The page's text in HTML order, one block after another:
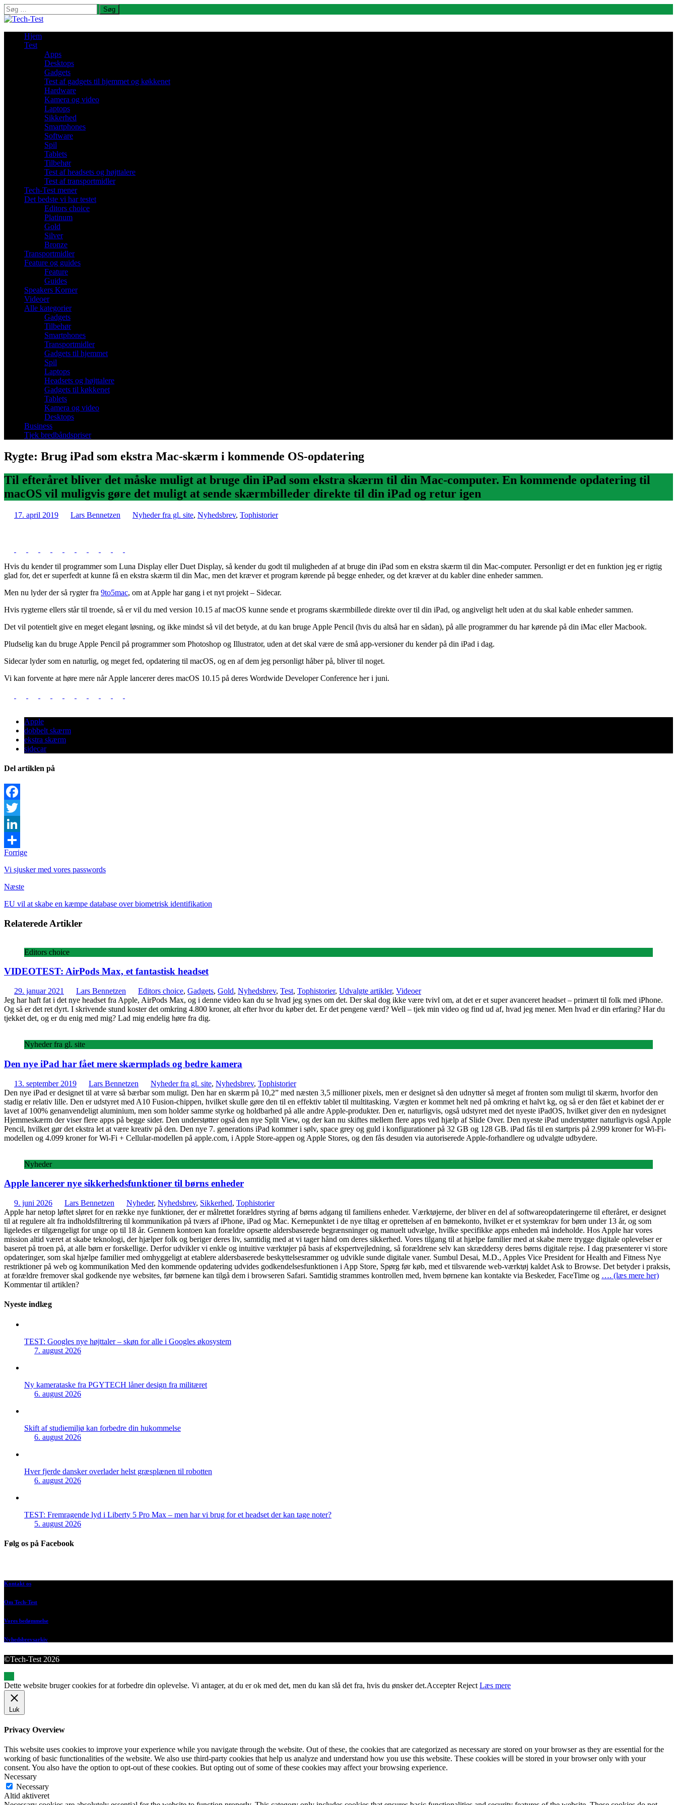
Søg
efter:
Hjem
Test
Apps
Desktops
Gadgets
Test af gadgets til hjemmet og køkkenet
Hardware
Kamera og video
Laptops
Sikkerhed
Smartphones
Software
Spil
Tablets
Tilbehør
Test af headsets og højttalere
Test af transportmidler
Tech-Test mener
Det bedste vi har testet
Editors choice
Platinum
Gold
Silver
Bronze
Transportmidler
Feature og guides
Feature
Guides
Speakers Korner
Videoer
Alle kategorier
Gadgets
Tilbehør
Smartphones
Transportmidler
Gadgets til hjemmet
Spil
Laptops
Headsets og højttalere
Gadgets til køkkenet
Tablets
Kamera og video
Desktops
Business
Tjek bredbåndspriser
Rygte: Brug iPad som ekstra Mac-skærm i kommende OS-opdatering
Til efteråret bliver det måske muligt at bruge din iPad som ekstra skærm til din Mac-computer. En kommende opdatering til
macOS vil muligvis gøre det muligt at sende skærmbilleder direkte til din iPad og retur igen
17. april 2019 Lars Bennetzen Nyheder fra gl. site, Nyhedsbrev, Tophistorier
Hvis du kender til programmer som Luna Display eller Duet Display, så kender du godt til muligheden af at bruge din iPad som en ekstra skærm til din Mac-computer. Personligt er det en funktion jeg er rigtig
glad for, det er superfedt at kunne få en ekstra skærm til din Mac, men det kræver et program kørende på begge enheder, og det kræver at du kabler dine enheder sammen.
Men nu lyder der så rygter fra 9to5mac, om at Apple har gang i et nyt projekt – Sidecar.
Hvis rygterne ellers står til troende, så er vil du med version 10.15 af macOS kunne sende et programs skærmbillede direkte over til din iPad, og angiveligt helt uden at du skal kable enheder sammen.
Det vil potentielt give en meget elegant løsning, og ikke mindst så vil det betyde, at du kan bruge Apple Pencil (hvis du altså har en sådan), på alle programmer du har kørende på din iMac eller Macbook.
Pludselig kan du bruge Apple Pencil på programmer som Photoshop og Illustrator, uden at det skal være de små app-versioner du kender på din iPad i dag.
Sidecar lyder som en naturlig, og meget fed, opdatering til macOS, og en af dem jeg personligt håber på, bliver til noget.
Vi kan forvente at høre mere når Apple lancerer deres macOS 10.15 på deres Wordwide Developer Conference her i juni.
Apple
dobbelt skærm
ekstra skærm
sidecar
Del artiklen på
Facebook
Twitter
LinkedIn
Share
Forrige
Vi sjusker med vores passwords
Næste
EU vil at skabe en kæmpe database over biometrisk identifikation
Relaterede Artikler
Editors choice
VIDEOTEST: AirPods Max, et fantastisk headset
29. januar 2021 Lars Bennetzen Editors choice, Gadgets, Gold, Nyhedsbrev, Test, Tophistorier, Udvalgte artikler, Videoer
Jeg har haft fat i det nye headset fra Apple, AirPods Max, og i denne video kan du se hvad jeg synes om det. Der skal dog ikke være tvivl om, at det er et super avanceret headset – primært til folk med iPhone.
Og så er det ret dyrt. I skrivende stund koster det omkring 4.800 kroner, alt efter hvor du køber det. Er det pengene værd? Well – tjek min video og find ud af, hvad jeg mener. Men hvad er din erfaring? Har du
tjekket det, og er du enig med mig? Lad mig endelig høre fra dig.
Nyheder fra gl. site
Den nye iPad har fået mere skærmplads og bedre kamera
13. september 2019 Lars Bennetzen Nyheder fra gl. site, Nyhedsbrev, Tophistorier
Den nye iPad er designet til at være så bærbar som muligt. Den har en skærm på 10,2” med næsten 3,5 millioner pixels, men er designet så den udnytter så meget af fronten som muligt til skærm, hvorfor den
stadig er relativ lille. Den er udstyret med A10 Fusion-chippen, hvilket skulle gøre den til en effektiv tablet til multitasking. Vægten er kommet helt ned på omkring et halvt kg, og så er den fået et kabinet der er
lavet af 100% genanvendeligt aluminium, men som holder samme styrke og holdbarhed på alle andre Apple-produkter. Den er, naturligvis, også udstyret med det nyeste iPadOS, hvilket giver den en nydesignet
Hjemmeskærm der viser flere apps på begge sider. Den understøtter også den nye Split View, og der kan nu skiftes mellem flere apps ved hjælp af Slide Over. Den nyeste iPad understøtter naturligvis også Apple
Pencil, hvilket gør det ekstra let at være kreativ på den. Den nye 7. generations iPad kommer i sølv, space grey og guld i konfigurationer på 32 GB og 128 GB. iPad fås til en startpris på 2.999 kroner for Wi-Fi-
modellen og 4.099 kroner for Wi-Fi + Cellular-modellen på apple.com, i Apple Store-appen og Apple Stores, og den fås desuden via autoriserede Apple-forhandlere og udvalgte udbydere.
Nyheder
Apple lancerer nye sikkerhedsfunktioner til børns enheder
9. juni 2026 Lars Bennetzen Nyheder, Nyhedsbrev, Sikkerhed, Tophistorier
Apple har netop løftet sløret for en række nye funktioner, der er målrettet forældres styring af børns adgang til familiens enheder. Værktøjerne, der bliver en del af softwareopdateringerne til efteråret, er designet
til at regulere alt fra indholdsfiltrering til kommunikation på tværs af iPhone, iPad og Mac. Kernepunktet i de nye tiltag er oprettelsen af en børnekonto, hvilket er et systemkrav for børn under 13 år, og som
ligeledes er tilgængeligt for unge op til 18 år. Gennem kontoen kan forældre opsætte aldersbaserede begrænsninger og manuelt udvælge, hvilke specifikke apps enheden må indeholde. Hos Apple har vores
mission altid været at skabe teknologi, der hjælper folk og beriger deres liv, samtidig med at vi tager hånd om deres sikkerhed. Vores tilgang til at hjælpe familier med at skabe mere trygge digitale oplevelser er
baseret på troen på, at alle børn er forskellige. Derfor udvikler vi enkle og intuitive værktøjer på basis af ekspertvejledning, så forældrene selv kan skræddersy deres børns digitale rejse. I dag præsenterer vi store
opdateringer, som skal hjælpe familier med omhyggeligt at etablere aldersbaserede beskyttelsesrammer og udvikle sunde digitale vaner. Sumbul Desai, M.D., Apples Vice President for Health and Fitness Nye
restriktioner på web og kommunikation Med den kommende opdatering udvides godkendelsesfunktionen i App Store, Spørg før køb, med et tilsvarende web-værktøj kaldet Ask to Browse. Det betyder i praksis,
at forældre fremover skal godkende nye websites, før børnene kan tilgå dem i browseren Safari. Samtidig strammes kontrollen med, hvem børnene kan kontakte via Beskeder, FaceTime og …. (læs mere her)
Kommentar til artiklen?
Nyeste indlæg
TEST: Googles nye højttaler – skøn for alle i Googles økosystem
7. august 2026
Ny kamerataske fra PGYTECH låner design fra militæret
6. august 2026
Skift af studiemiljø kan forbedre din hukommelse
6. august 2026
Hver fjerde dansker overlader helst græsplænen til robotten
6. august 2026
TEST: Fremragende lyd i Liberty 5 Pro Max – men har vi brug for et headset der kan tage noter?
5. august 2026
Følg os på Facebook
Kontakt os
Om Tech-Test
Vores bedømmelse
Nyhedsbrevsarkiv
©Tech-Test 2026
Dette website bruger cookies for at forbedre din oplevelse. Vi antager, at du er ok med det, men du kan slå det fra, hvis du ønsker det.Accepter Reject Læs mere
Luk
Privacy Overview
This website uses cookies to improve your experience while you navigate through the website. Out of these, the cookies that are categorized as necessary are stored on your browser as they are essential for the
working of basic functionalities of the website. We also use third-party cookies that help us analyze and understand how you use this website. These cookies will be stored in your browser only with your
consent. You also have the option to opt-out of these cookies. But opting out of some of these cookies may affect your browsing experience.
Necessary
Necessary
Altid aktiveret